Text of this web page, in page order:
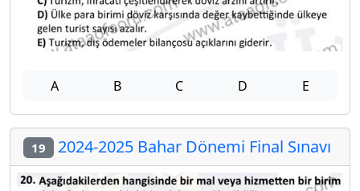
A B C D E
19 2024-2025 Bahar Dönemi Final Sınavı